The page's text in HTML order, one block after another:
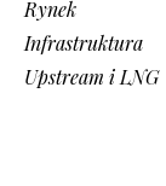
Rynek
Infrastruktura
Upstream i LNG